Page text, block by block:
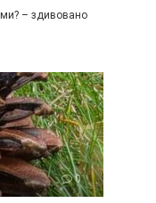
– здивовано
0